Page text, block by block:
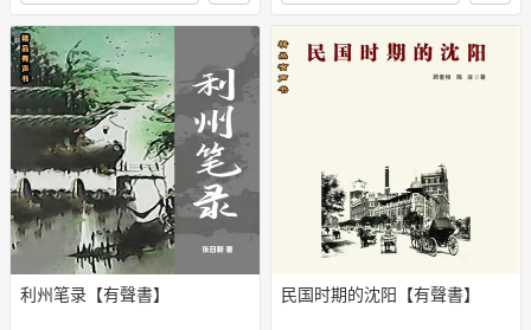
利州笔录【有聲書】 民国时期的沈阳【有聲書】